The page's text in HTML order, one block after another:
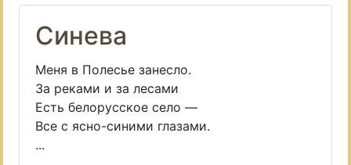
Синева
Меня в Полесье занесло.
За реками и за лесами
Есть белорусское село —
Все с ясно-синими глазами.
...